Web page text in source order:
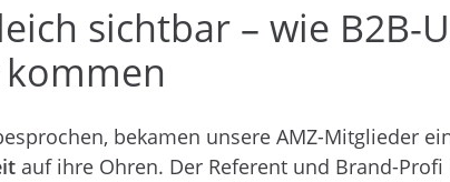
sichtbar – wie B2B-
bekamen unsere AMZ-Mitglieder
auf ihre Ohren. Der Referent und Brand-Profi